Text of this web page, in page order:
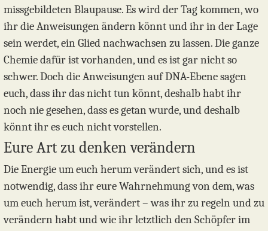
missgebildeten Blaupause. Es wird der Tag kommen, wo
ihr die Anweisungen ändern könnt und ihr in der Lage
sein werdet, ein Glied nachwachsen zu lassen. Die ganze
Chemie dafür ist vorhanden, und es ist gar nicht so
schwer. Doch die Anweisungen auf DNA-Ebene sagen
euch, dass ihr das nicht tun könnt, deshalb habt ihr
noch nie gesehen, dass es getan wurde, und deshalb
könnt ihr es euch nicht vorstellen.
Eure Art zu denken verändern
Die Energie um euch herum verändert sich, und es ist
notwendig, dass ihr eure Wahrnehmung von dem, was
um euch herum ist, verändert – was ihr zu regeln und zu
verändern habt und wie ihr letztlich den Schöpfer im